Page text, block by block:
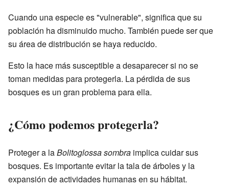
Cuando una especie es "vulnerable", significa que su
población ha disminuido mucho. También puede ser que
su área de distribución se haya reducido.
Esto la hace más susceptible a desaparecer si no se
toman medidas para protegerla. La pérdida de sus
bosques es un gran problema para ella.
¿Cómo podemos protegerla?
Proteger a laBolitoglossa sombra implica cuidar sus
bosques. Es importante evitar la tala de árboles y la
expansión de actividades humanas en su hábitat.